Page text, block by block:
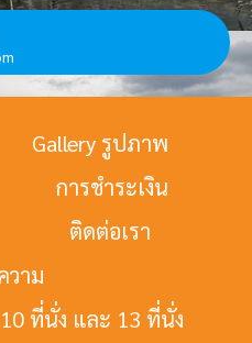
Gallery รูปภาพ
การชำระเงิน
ติดต่อเรา
วาม
ที่นั่ง และ 13 ที่นั่ง